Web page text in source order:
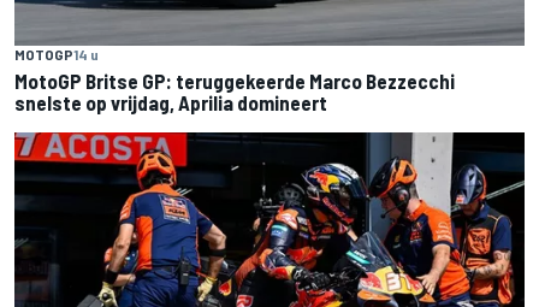
MOTOGP14 u
MotoGP Britse GP: teruggekeerde Marco Bezzecchi
snelste op vrijdag, Aprilia domineert